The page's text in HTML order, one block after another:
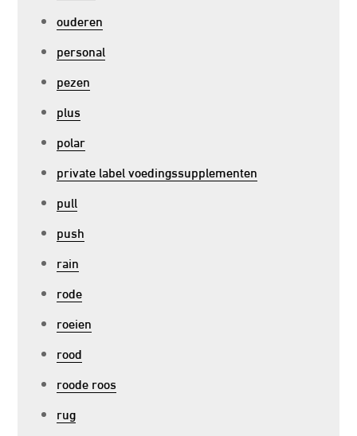
ouderen
personal
pezen
plus
polar
private label voedingssupplementen
pull
push
rain
rode
roeien
rood
roode roos
rug